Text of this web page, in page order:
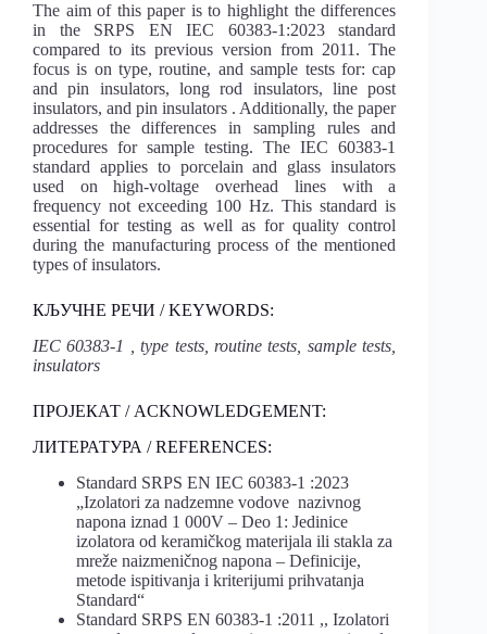
The aim of this paper is to highlight the differences
in the SRPS EN IEC 60383-1:2023 standard
compared to its previous version from 2011. The
focus is on type, routine, and sample tests for: cap
and pin insulators, long rod insulators, line post
insulators, and pin insulators . Additionally, the paper
addresses the differences in sampling rules and
procedures for sample testing. The IEC 60383-1
standard applies to porcelain and glass insulators
used on high-voltage overhead lines with a
frequency not exceeding 100 Hz. This standard is
essential for testing as well as for quality control
during the manufacturing process of the mentioned
types of insulators.
КЉУЧНЕ РЕЧИ / KEYWORDS:
IEC 60383-1 , type tests, routine tests, sample tests,
insulators
ПРОЈЕКАТ / ACKNOWLEDGEMENT:
ЛИТЕРАТУРА / REFERENCES:
Standard SRPS EN IEC 60383-1 :2023
„Izolatori za nadzemne vodove nazivnog
napona iznad 1 000V – Deo 1: Jedinice
izolatora od keramičkog materijala ili stakla za
mreže naizmeničnog napona – Definicije,
metode ispitivanja i kriterijumi prihvatanja
Standard“
Standard SRPS EN 60383-1 :2011 ,, Izolatori